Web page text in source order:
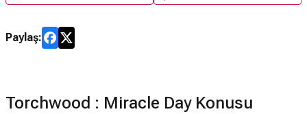
Paylaş:
Torchwood : Miracle Day Konusu